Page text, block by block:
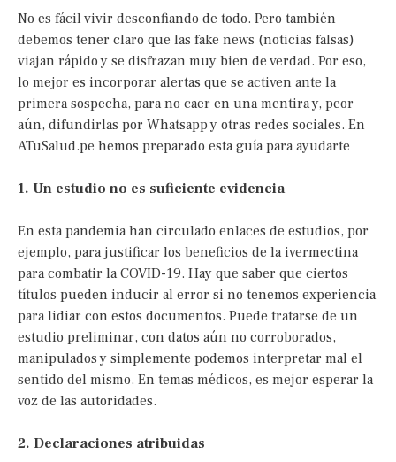
No es fácil vivir desconfiando de todo. Pero también
debemos tener claro que las fake news (noticias falsas)
viajan rápido y se disfrazan muy bien de verdad. Por eso,
lo mejor es incorporar alertas que se activen ante la
primera sospecha, para no caer en una mentira y, peor
aún, difundirlas por Whatsapp y otras redes sociales. En
ATuSalud.pe hemos preparado esta guía para ayudarte
1. Un estudio no es suficiente evidencia
En esta pandemia han circulado enlaces de estudios, por
ejemplo, para justificar los beneficios de la ivermectina
para combatir la COVID-19. Hay que saber que ciertos
títulos pueden inducir al error si no tenemos experiencia
para lidiar con estos documentos. Puede tratarse de un
estudio preliminar, con datos aún no corroborados,
manipulados y simplemente podemos interpretar mal el
sentido del mismo. En temas médicos, es mejor esperar la
voz de las autoridades.
2. Declaraciones atribuidas